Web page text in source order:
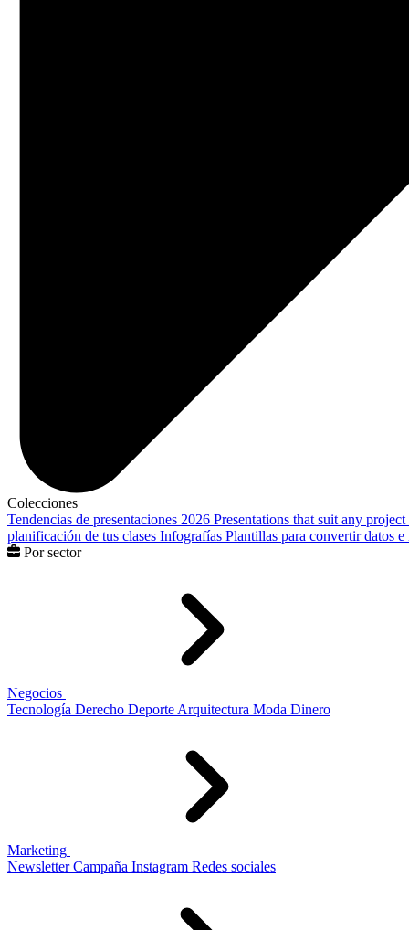
Colecciones
Tendencias de presentaciones 2026 Presentations that suit any project
planificación de tus clases Infografías Plantillas para convertir datos
Por sector
Negocios
Tecnología Derecho Deporte Arquitectura Moda Dinero
Marketing
Newsletter Campaña Instagram Redes sociales